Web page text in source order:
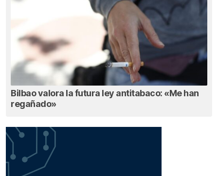
Bilbao valora la futura ley antitabaco: «Me han
regañado»